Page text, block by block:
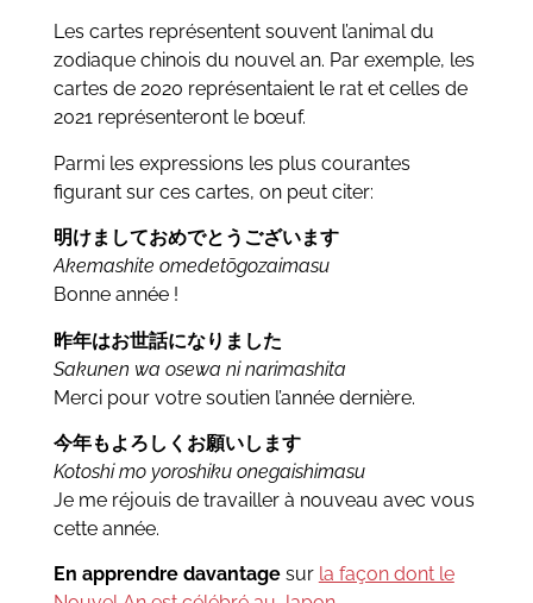
Les cartes représentent souvent l’animal du
zodiaque chinois du nouvel an. Par exemple, les
cartes de 2020 représentaient le rat et celles de
2021 représenteront le bœuf.
Parmi les expressions les plus courantes
figurant sur ces cartes, on peut citer:
明けましておめでとうございます
Akemashite omedetōgozaimasu
Bonne année !
昨年はお世話になりました
Sakunen wa osewa ni narimashita
Merci pour votre soutien l’année dernière.
今年もよろしくお願いします
Kotoshi mo yoroshiku onegaishimasu
Je me réjouis de travailler à nouveau avec vous
cette année.
En apprendre davantagesur la façon dont le